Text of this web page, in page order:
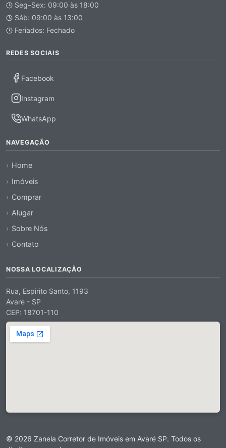
Seg–Sex: 09:00 às 18:00
Sáb: 09:00 às 13:00
Feriados: Fechado
REDES SOCIAIS
Facebook
Instagram
WhatsApp
NAVEGAÇÃO
Home
Imóveis
Comprar
Alugar
Sobre Nós
Contato
NOSSA LOCALIZAÇÃO
Rua, Espirito Santo, 1193
Avare - SP
CEP: 18701-110
© 2026 Zanela Corretor de Imóveis em Avaré SP. Todos os